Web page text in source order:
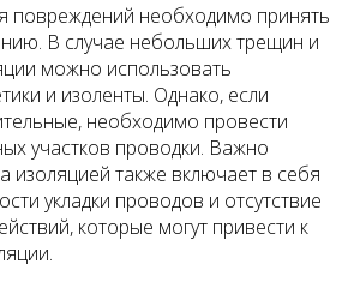
повреждений необходимо принять
В случае небольших трещин и
можно использовать
и изоленты. Однако, если
необходимо провести
участков проводки. Важно
изоляцией также включает в себя
укладки проводов и отсутствие
которые могут привести к